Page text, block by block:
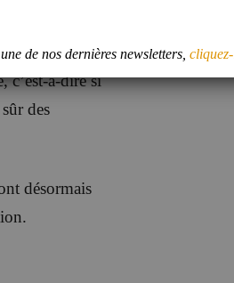
qui
c’est-à-dire si
des
désormais
de nos dernières newsletters,